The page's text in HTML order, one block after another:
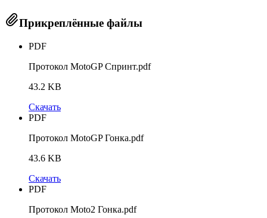
Прикреплённые файлы
PDF
Протокол MotoGP Спринт.pdf
43.2 KB
Скачать
PDF
Протокол MotoGP Гонка.pdf
43.6 KB
Скачать
PDF
Протокол Moto2 Гонка.pdf